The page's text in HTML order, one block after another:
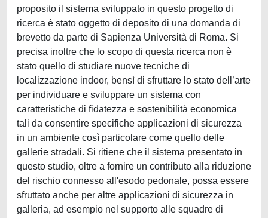
proposito il sistema sviluppato in questo progetto di
ricerca è stato oggetto di deposito di una domanda di
brevetto da parte di Sapienza Università di Roma. Si
precisa inoltre che lo scopo di questa ricerca non è
stato quello di studiare nuove tecniche di
localizzazione indoor, bensì di sfruttare lo stato dell’arte
per individuare e sviluppare un sistema con
caratteristiche di fidatezza e sostenibilità economica
tali da consentire specifiche applicazioni di sicurezza
in un ambiente così particolare come quello delle
gallerie stradali. Si ritiene che il sistema presentato in
questo studio, oltre a fornire un contributo alla riduzione
del rischio connesso all'esodo pedonale, possa essere
sfruttato anche per altre applicazioni di sicurezza in
galleria, ad esempio nel supporto alle squadre di